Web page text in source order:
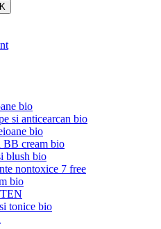
bio
si anticearcan bio
bio
BB cream bio
blush bio
nontoxice 7 free
bio
tonice bio